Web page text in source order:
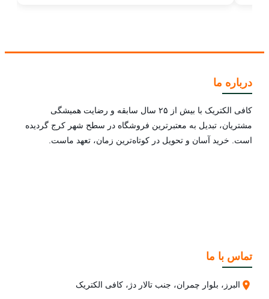
درباره ما
کافی الکتریک با بیش از ۲۵ سال سابقه و رضایت همیشگی
مشتریان، تبدیل به معتبرترین فروشگاه در سطح شهر کرج گردیده
است. خرید آسان و تحویل در کوتاه‌ترین زمان، تعهد ماست.
تماس با ما
البرز، بلوار چمران، جنب تالار دژ، کافی الکتریک